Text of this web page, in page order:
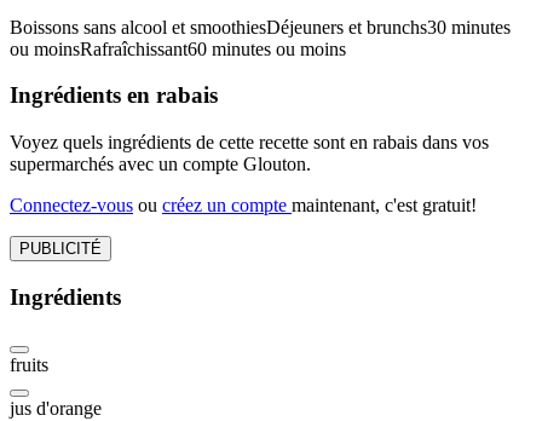
Boissons sans alcool et smoothiesDéjeuners et brunchs30 minutes
ou moinsRafraîchissant60 minutes ou moins
Ingrédients en rabais
Voyez quels ingrédients de cette recette sont en rabais dans vos
supermarchés avec un compte Glouton.
Connectez-vous ou créez un compte maintenant, c'est gratuit!
PUBLICITÉ
Ingrédients
fruits
jus d'orange